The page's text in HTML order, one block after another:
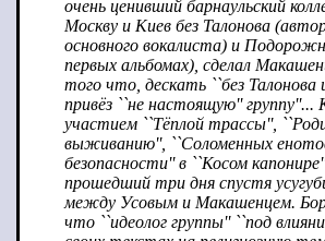
очень ценивший барнаульский
Москву и Киев без Талонова
основного вокалиста) и
первых альбомах), сделал
того что, дескать ``без
привёз ``не настоящую'' группу''...
участием ``Тёплой трассы'',
выживанию'', ``Соломенных
безопасности'' в ``Косом
прошедший три дня спустя
между Усовым и Макашенцем.
что ``идеолог группы'' ``под